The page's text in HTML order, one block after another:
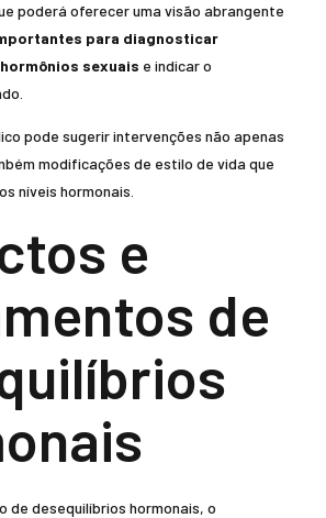
poderá oferecer uma visão abrangente
para diagnosticar
sexuais e indicar o
pode sugerir intervenções não apenas
modificações de estilo de vida que
níveis hormonais.
e
de
de desequilíbrios hormonais, o